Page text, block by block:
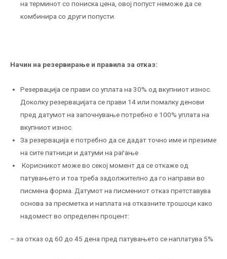
на терминот со пониска цена, овој попуст неможе да се
комбинира со други попусти.
Начин на резервирање и правила за отказ:
Резервација се прави со уплата на 30% од вкупниот износ.
Доколку резервацијата се прави 14 или помалку денови
пред датумот на започнување потребно е 100% уплата на
вкупниот износ.
За резервација е потребно да се дадат точно име и презиме
на сите патници и датуми на раѓање
Корисникот може во секој момент да се откаже од
патувањето и тоа треба задолжително да го направи во
писмена форма. Датумот на писмениот отказ претставува
основа за пресметка и наплата на отказните трошоци како
надомест во определен процент:
– за отказ од 60 до 45 дена пред патувањето се наплатува 5%